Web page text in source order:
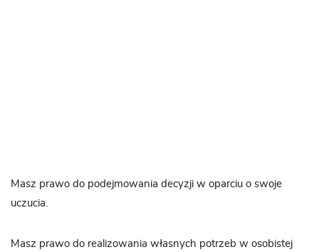
Masz prawo do podejmowania decyzji w oparciu o swoje
uczucia.
Masz prawo do realizowania własnych potrzeb w osobistej